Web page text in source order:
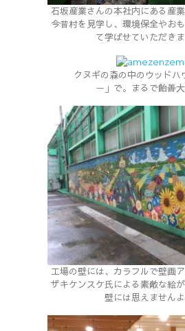
石坂産業さんの本社内にある産
今昔村を見学し、環境保全やお
て学ばせていただきま
クヌギの森の中のウッドハ
ー」で。まるで飴善大
工場の壁には、カラフルで壁画
ザキケンスケ氏による素敵な絵
壁には思えませんよ